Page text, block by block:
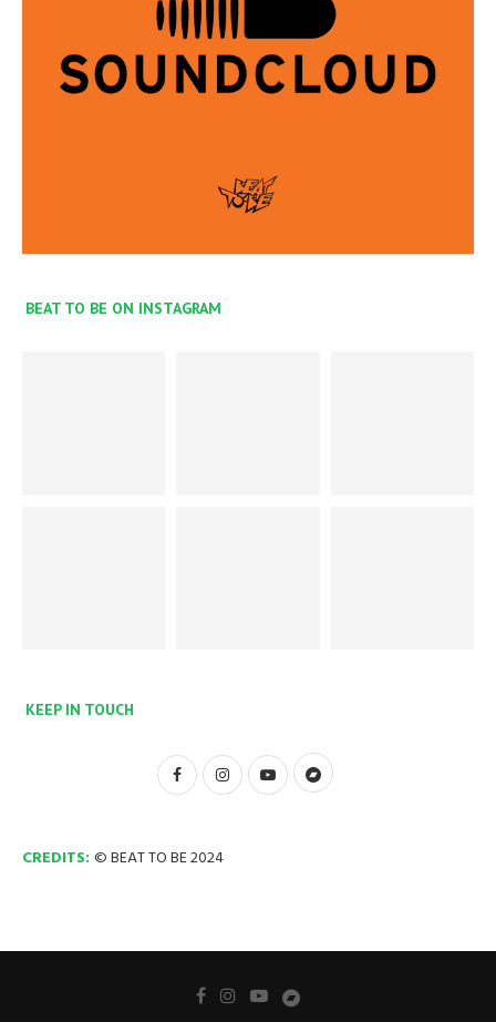
BEAT TO BE ON INSTAGRAM
KEEP IN TOUCH
CREDITS: © BEAT TO BE 2024